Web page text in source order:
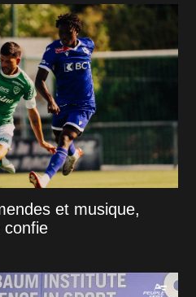
et musique,
confie